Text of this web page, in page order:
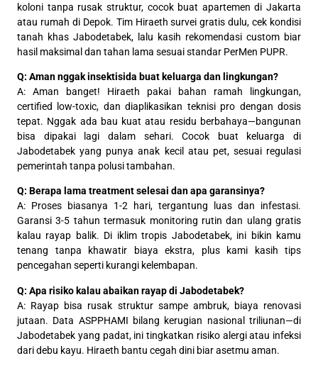
koloni tanpa rusak struktur, cocok buat apartemen di Jakarta
atau rumah di Depok. Tim Hiraeth survei gratis dulu, cek kondisi
tanah khas Jabodetabek, lalu kasih rekomendasi custom biar
hasil maksimal dan tahan lama sesuai standar PerMen PUPR.
Q: Aman nggak insektisida buat keluarga dan lingkungan?
A: Aman banget! Hiraeth pakai bahan ramah lingkungan,
certified low-toxic, dan diaplikasikan teknisi pro dengan dosis
tepat. Nggak ada bau kuat atau residu berbahaya—bangunan
bisa dipakai lagi dalam sehari. Cocok buat keluarga di
Jabodetabek yang punya anak kecil atau pet, sesuai regulasi
pemerintah tanpa polusi tambahan.
Q: Berapa lama treatment selesai dan apa garansinya?
A: Proses biasanya 1-2 hari, tergantung luas dan infestasi.
Garansi 3-5 tahun termasuk monitoring rutin dan ulang gratis
kalau rayap balik. Di iklim tropis Jabodetabek, ini bikin kamu
tenang tanpa khawatir biaya ekstra, plus kami kasih tips
pencegahan seperti kurangi kelembapan.
Q: Apa risiko kalau abaikan rayap di Jabodetabek?
A: Rayap bisa rusak struktur sampe ambruk, biaya renovasi
jutaan. Data ASPPHAMI bilang kerugian nasional triliunan—di
Jabodetabek yang padat, ini tingkatkan risiko alergi atau infeksi
dari debu kayu. Hiraeth bantu cegah dini biar asetmu aman.